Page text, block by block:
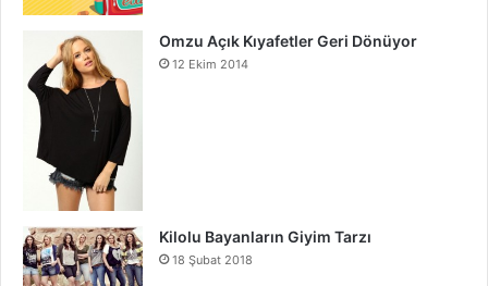
Omzu Açık Kıyafetler Geri Dönüyor
12 Ekim 2014
Kilolu Bayanların Giyim Tarzı
18 Şubat 2018